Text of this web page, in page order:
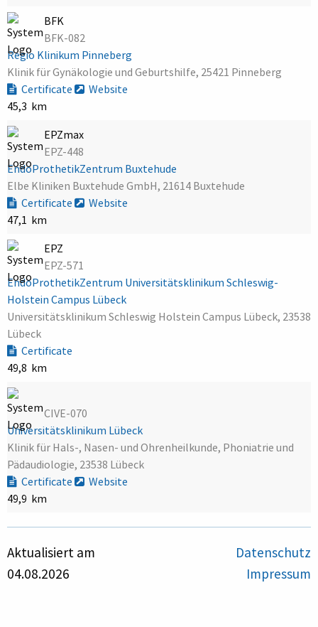
BFK
BFK-082
Regio Klinikum Pinneberg
Klinik für Gynäkologie und Geburtshilfe, 25421 Pinneberg
Certificate
Website
45,3 km
EPZmax
EPZ-448
EndoProthetikZentrum Buxtehude
Elbe Kliniken Buxtehude GmbH, 21614 Buxtehude
Certificate
Website
47,1 km
EPZ
EPZ-571
EndoProthetikZentrum Universitätsklinikum Schleswig-
Holstein Campus Lübeck
Universitätsklinikum Schleswig Holstein Campus Lübeck, 23538
Lübeck
Certificate
49,8 km
CIVE-070
Universitätsklinikum Lübeck
Klinik für Hals-, Nasen- und Ohrenheilkunde, Phoniatrie und
Pädaudiologie, 23538 Lübeck
Certificate
Website
49,9 km
Aktualisiert am
04.08.2026
Datenschutz
Impressum